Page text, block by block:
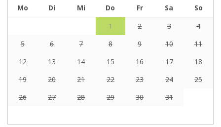
Mo
Di Mi Do Fr Sa
So
1
2 3
4
5
6 7 8 9 10
11
12
13 14 15 16 17
18
19
20 21 22 23 24
25
26
27 28 29 30 31